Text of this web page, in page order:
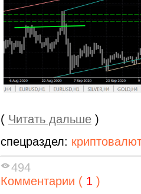
( Читать дальше )
спецраздел:
494
Комментарии ( 1 )